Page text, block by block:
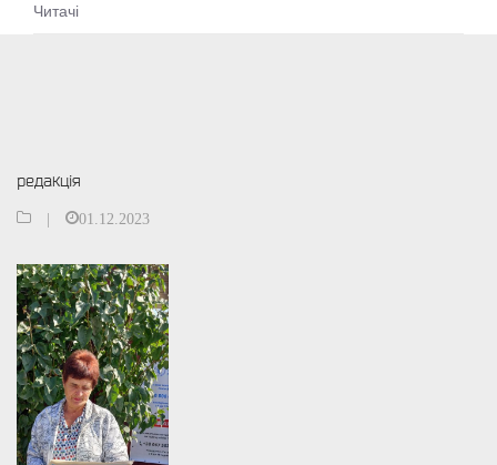
Читачі
редакція
01.12.2023